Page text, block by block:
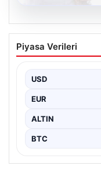
Kelebek
İletişimin
İnternet çağında
pek…
Piyasa Verileri
USD
EUR
ALTIN
BTC